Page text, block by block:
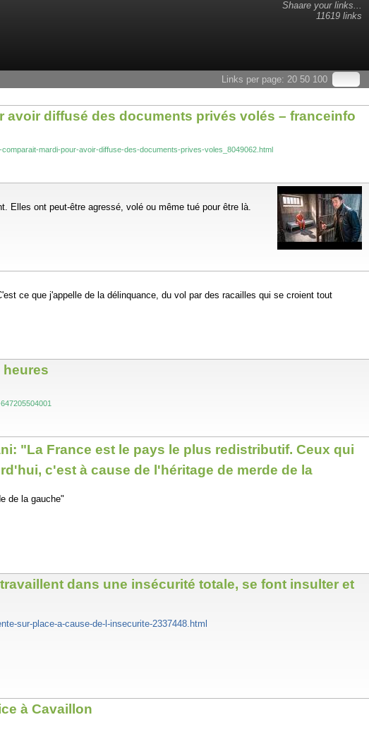
Shaare your links...
11619 links
Links per page: 20 50 100
diffusé des documents privés volés – franceinfo
mardi-pour-avoir-diffuse-des-documents-prives-voles_8049062.html
Elles ont peut-être agressé, volé ou même tué pour être là.
ce que j'appelle de la délinquance, du vol par des racailles qui se croient tout
heures
"La France est le pays le plus redistributif. Ceux qui
c'est à cause de l'héritage de merde de la
de la gauche"
dans une insécurité totale, se font insulter et
sur-place-a-cause-de-l-insecurite-2337448.html
à Cavaillon